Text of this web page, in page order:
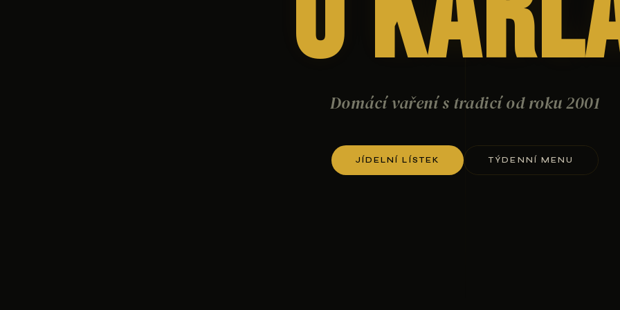
Domácí vaření s tradicí od roku 2001
JÍDELNÍ LÍSTEK TÝDENNÍ MENU